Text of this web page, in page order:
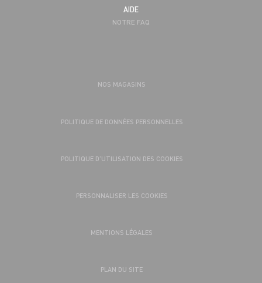
AIDE
NOTRE FAQ
NOS MAGASINS
POLITIQUE DE DONNÉES PERSONNELLES
POLITIQUE D’UTILISATION DES COOKIES
PERSONNALISER LES COOKIES
MENTIONS LÉGALES
PLAN DU SITE